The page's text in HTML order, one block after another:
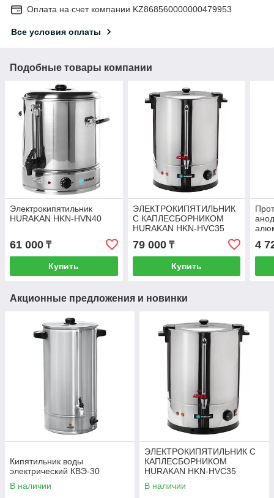
Оплата на счет компании KZ868560000000479953
Все условия оплаты
Подобные товары компании
Электрокипятильник
HURAKAN HKN-HVN40
61 000 ₸
Купить
ЭЛЕКТРОКИПЯТИЛЬНИК
С КАПЛЕСБОРНИКОМ
HURAKAN HKN-HVC35
79 000₸
Купить
4
Акционные предложения и новинки
Кипятильник воды
электрический КВЭ-30
В наличии
ЭЛЕКТРОКИПЯТИЛЬНИК С
КАПЛЕСБОРНИКОМ
HURAKAN HKN-HVC35
В наличии